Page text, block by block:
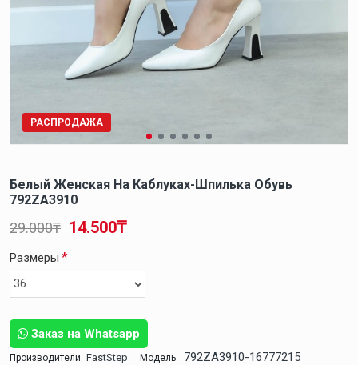
РАСПРОДАЖА
Белый Женская На Каблуках-Шпилька Обувь
792ZA3910
Заказ на Whatsapp
Производители FastStep Модель: 792ZA3910-16777215
14.500₸
29.000₸
Размеры